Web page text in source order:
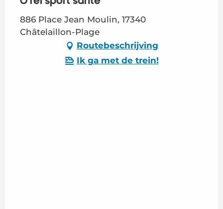
886 Place Jean Moulin, 17340
Châtelaillon-Plage
Routebeschrijving
Ik ga met de trein!